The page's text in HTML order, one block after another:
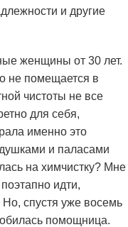
и другие
женщины от 30 лет.
не помещается в
чистоты не все
для себя,
именно это
и паласами
на химчистку? Мне
идти,
спустя уже восемь
помощница.